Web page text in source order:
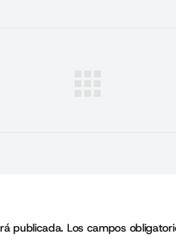
publicada. Los campos